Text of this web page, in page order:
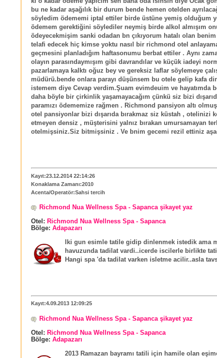
bu ne kadar aşağılık bir durum bende hemen otelden
söyledim ödememi iptal ettiler birde üstüne yemiş olduğum
ödemem gerektiğini söylediler neymiş birde alkol almışım
ödeyecekmişim sanki odadan bn çıkıyorum hatalı olan benim
telafi edecek hiç kimse yoktu nasıl bir richmond otel
geçmesini planladığım haftasonumu berbat ettiler . Aynı
olayın parasındaymışım gibi davrandılar ve küçük iadeyi
pazarlamaya kalktı oğuz bey ve gereksiz laflar söylemeye
müdürü.bende onlara parayı düşünsem bu otele gelip kafa
istemem diye Cevap verdim.Şuam evimdeuim ve hayatımda
daha böyle bir çirkinlik yaşamayacağım çünkü siz bizi
paramızı ödememize rağmen . Richmond pansiyon altı
otel pansiyonlar bizi dışarıda bırakmaz siz küstah , otelinizi
etmeyen densiz , müşterisini yalnız bırakan umursamayan
otelmişsiniz.Siz bitmişsiniz . Ve bnim gecemi rezil ettiniz
Kayıt:23.12.2014 22:14:26
Konaklama Zamanı:2010
Acenta/Operatör:Sahsi tercih
Richmond Nua Wellness Spa - Sapanca şikayet yaz
Otel: Richmond Nua Wellness Spa - Sapanca
Bölge: Adapazarı
Iki gun esimle tatile gidip dinlenmek istedik ama
havuzunda tadilat vardi..icerde iscilerle birlikte
Hangi spa 'da tadilat varken isletme acilir..asla
Kayıt:4.09.2013 12:09:25
Richmond Nua Wellness Spa - Sapanca şikayet yaz
Otel: Richmond Nua Wellness Spa - Sapanca
Bölge: Adapazarı
2013 Ramazan bayramı tatili için hamile olan